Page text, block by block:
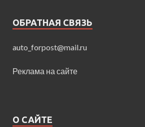
ОБРАТНАЯ СВЯЗЬ
auto_forpost@mail.ru
Реклама на сайте
О САЙТЕ